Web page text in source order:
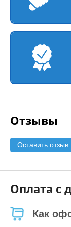
Отзывы
Оставить отзыв
Оплата с
Как